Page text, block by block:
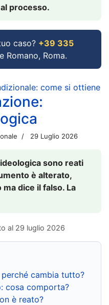
processo.
caso? +39 335
Roma.
come si ottiene
29 Luglio 2026
sono reati
è alterato,
dice il falso. La
al 29 luglio 2026
cambia tutto?
cosa comporta?
è reato?